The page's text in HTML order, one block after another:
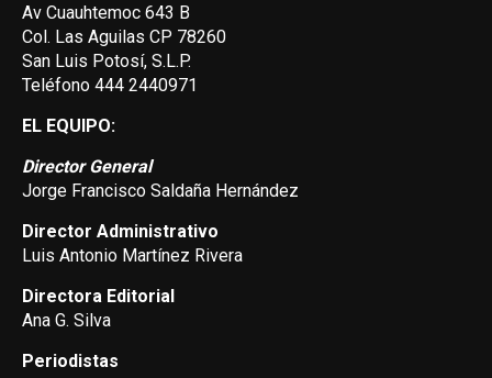
Av Cuauhtemoc 643 B
Col. Las Aguilas CP 78260
San Luis Potosí, S.L.P.
Teléfono 444 2440971
EL EQUIPO:
Director General
Jorge Francisco Saldaña Hernández
Director Administrativo
Luis Antonio Martínez Rivera
Directora Editorial
Ana G. Silva
Periodistas